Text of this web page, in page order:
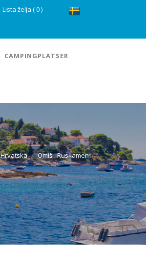
Lista želja (0)
CAMPINGPLATSER
Hrvatska Omiš - Ruskamen